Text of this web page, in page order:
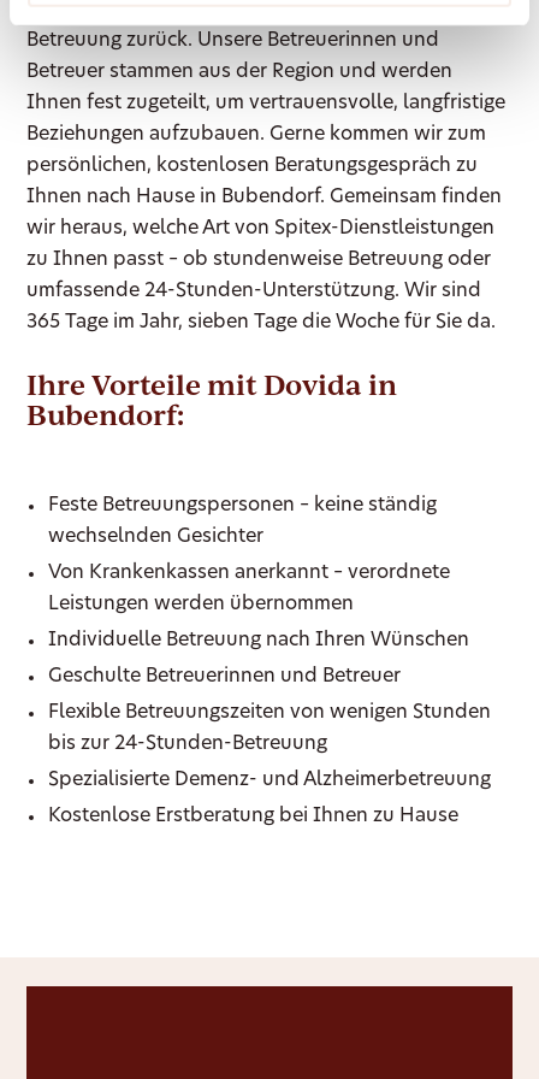
Betreuung zurück. Unsere Betreuerinnen und
Betreuer stammen aus der Region und werden
Ihnen fest zugeteilt, um vertrauensvolle, langfristige
Beziehungen aufzubauen. Gerne kommen wir zum
persönlichen, kostenlosen Beratungsgespräch zu
Ihnen nach Hause in Bubendorf. Gemeinsam finden
wir heraus, welche Art von Spitex-Dienstleistungen
zu Ihnen passt – ob stundenweise Betreuung oder
umfassende 24-Stunden-Unterstützung. Wir sind
365 Tage im Jahr, sieben Tage die Woche für Sie da.
Ihre Vorteile mit Dovida in
Bubendorf:
Feste Betreuungspersonen – keine ständig
wechselnden Gesichter
Von Krankenkassen anerkannt – verordnete
Leistungen werden übernommen
Individuelle Betreuung nach Ihren Wünschen
Geschulte Betreuerinnen und Betreuer
Flexible Betreuungszeiten von wenigen Stunden
bis zur 24-Stunden-Betreuung
Spezialisierte Demenz- und Alzheimerbetreuung
Kostenlose Erstberatung bei Ihnen zu Hause